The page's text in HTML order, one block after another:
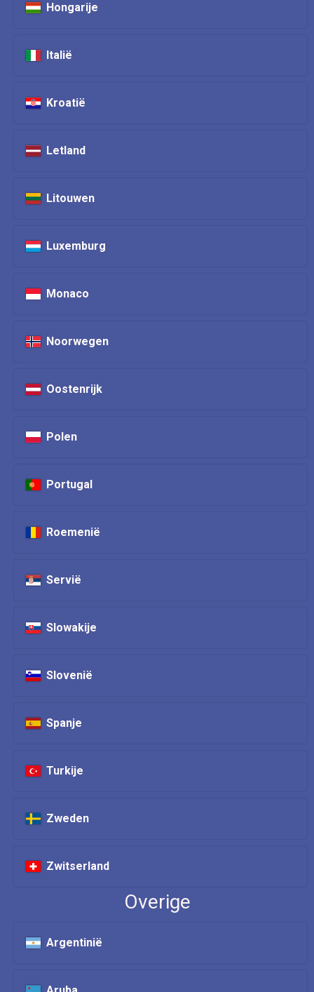
Hongarije
Italië
Kroatië
Letland
Litouwen
Luxemburg
Monaco
Noorwegen
Oostenrijk
Polen
Portugal
Roemenië
Servië
Slowakije
Slovenië
Spanje
Turkije
Zweden
Zwitserland
Overige
Argentinië